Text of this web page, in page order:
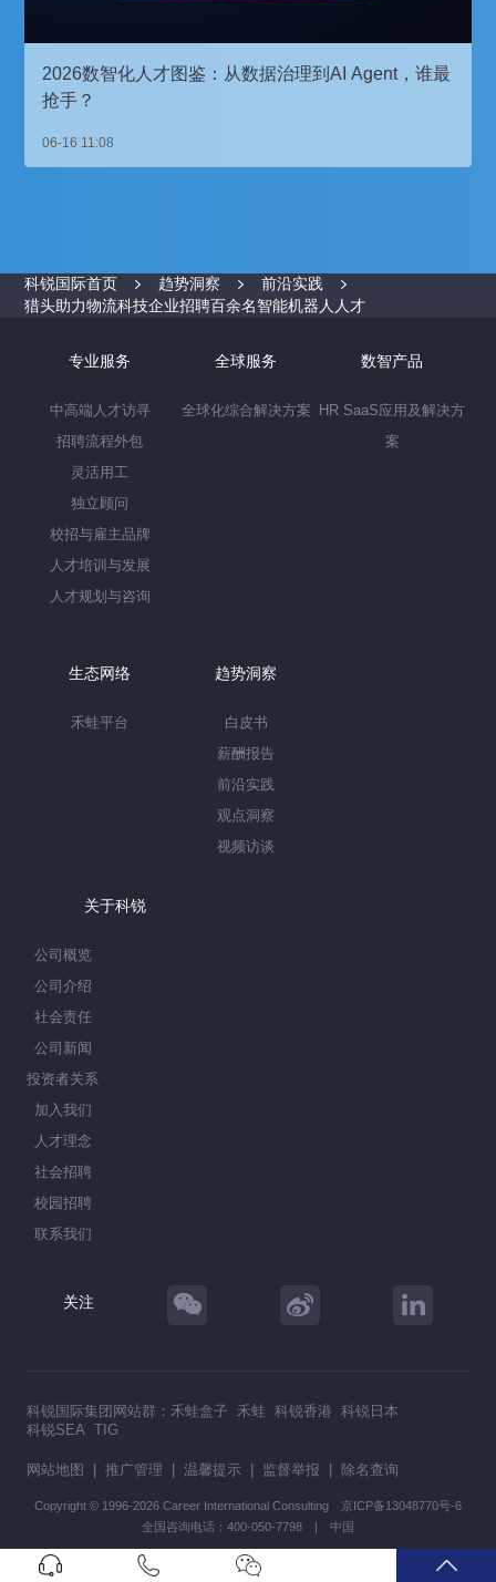
2026数智化人才图鉴：从数据治理到AI Agent，谁最
抢手？
06-16 11:08
科锐国际首页 趋势洞察
前沿实践
猎头助力物流科技企业招聘百余名智能机器人人才
专业服务
中高端人才访寻
招聘流程外包
灵活用工
独立顾问
校招与雇主品牌
人才培训与发展
人才规划与咨询
全球服务
全球化综合解决方案
数智产品
HR SaaS应用及解决方
案
生态网络
禾蛙平台
趋势洞察
白皮书
薪酬报告
前沿实践
观点洞察
视频访谈
关于科锐
公司概览
公司介绍
社会责任
公司新闻
投资者关系
加入我们
人才理念
社会招聘
校园招聘
联系我们
关注
科锐国际集团网站群： 禾蛙盒子 禾蛙 科锐香港 科锐日本
科锐SEA TIG
网站地图 推广管理 温馨提示 监督举报 除名查询
Copyright © 1996-2026 Career International Consulting 京ICP备13048770号-6
全国咨询电话：400-050-7798 | 中国